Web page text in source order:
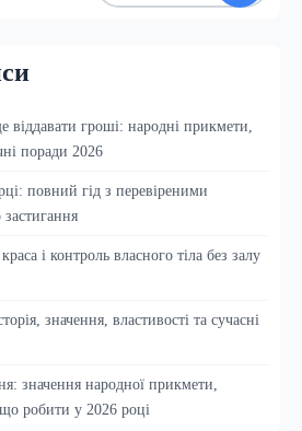
віддавати гроші: народні прикмети,
поради 2026
повний гід з перевіреними
застигання
і контроль власного тіла без залу
значення, властивості та сучасні
значення народної прикмети,
робити у 2026 році